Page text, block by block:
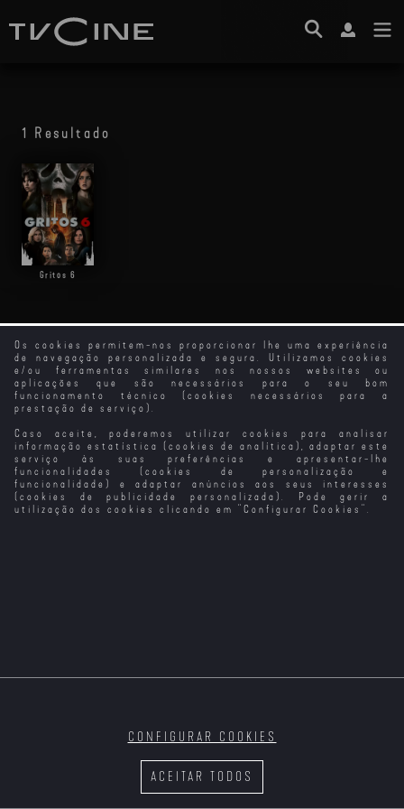
Os cookies permitem-nos proporcionar lhe uma experiência
de navegação personalizada e segura. Utilizamos cookies
e/ou ferramentas similares nos nossos websites ou
aplicações que são necessários para o seu bom
funcionamento técnico (cookies necessários para a
prestação de serviço).
Caso aceite, poderemos utilizar cookies para analisar
informação estatística (cookies de analítica), adaptar este
serviço às suas preferências e apresentar-lhe
funcionalidades (cookies de personalização e
funcionalidade) e adaptar anúncios aos seus interesses
(cookies de publicidade personalizada). Pode gerir a
utilização dos cookies clicando em " Configurar Cookies ".
ACEITAR TODOS
CONFIGURAR COOKIES
1 Resultado
Gritos 6